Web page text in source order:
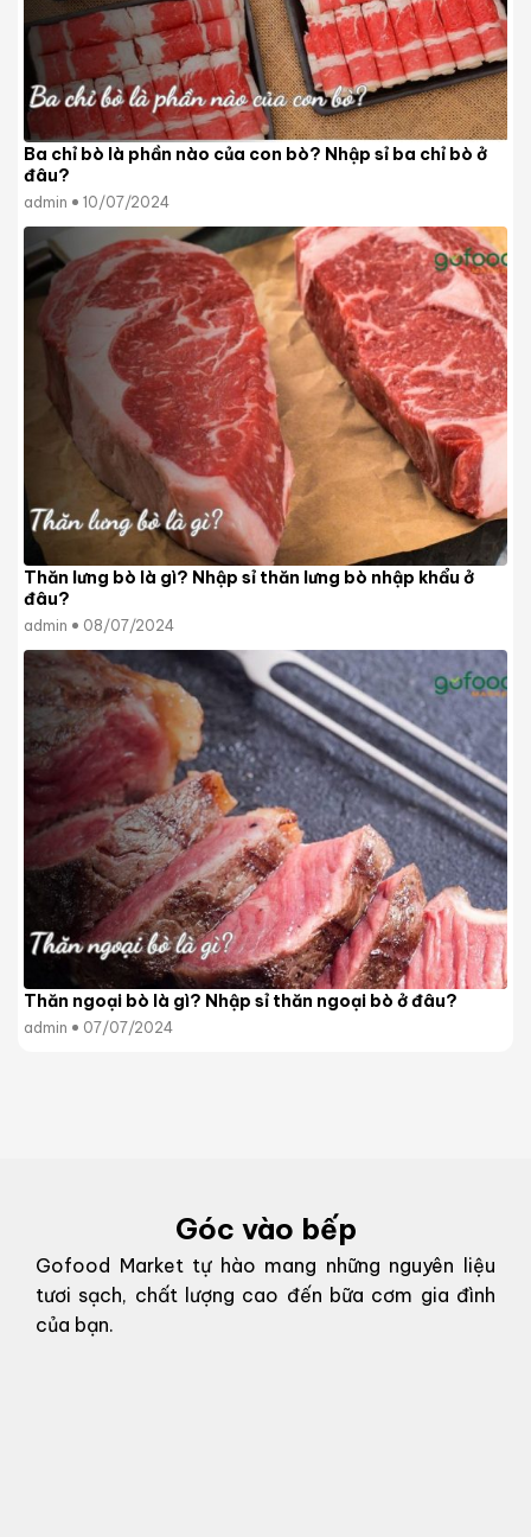
Ba chỉ bò là phần nào của con bò? Nhập sỉ ba chỉ bò ở
đâu?
admin 10/07/2024
Thăn lưng bò là gì? Nhập sỉ thăn lưng bò nhập khẩu ở
đâu?
admin 08/07/2024
Thăn ngoại bò là gì? Nhập sỉ thăn ngoại bò ở đâu?
admin 07/07/2024
Góc vào bếp
Gofood Market tự hào mang những nguyên liệu
tươi sạch, chất lượng cao đến bữa cơm gia đình
của bạn.